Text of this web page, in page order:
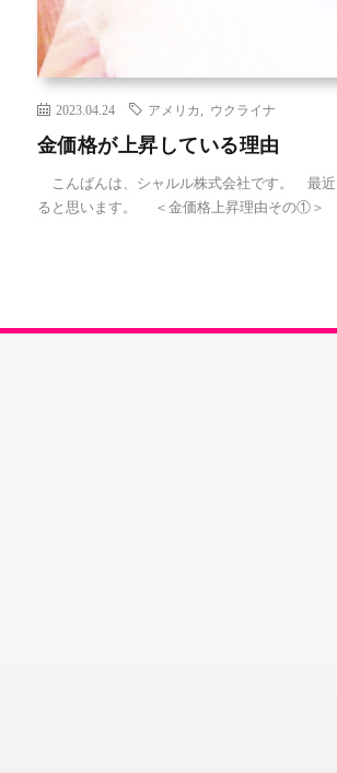
2023.04.24 アメリカ ウクライナ
金価格が上昇している理由
こんばんは、シャルル株式会社です。 最近
ると思います。 ＜金価格上昇理由その①＞